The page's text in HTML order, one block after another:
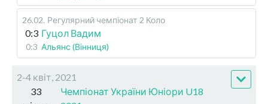
26.02. Регулярний чемпіонат 2 Коло
0:3 Гуцол Вадим
0:3 Альянс (Вінниця)
2-4 квіт, 2021
33
Чемпіонат України Юніори U18